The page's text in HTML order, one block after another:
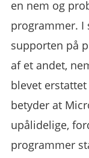
en nem og
programmer. I
supporten på
af et andet,
blevet
betyder at
upålidelige,
programmer